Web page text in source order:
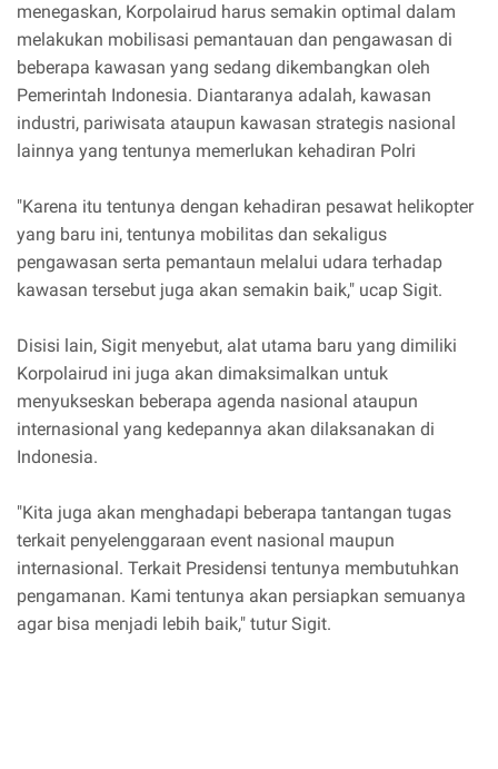
menegaskan, Korpolairud harus semakin optimal dalam
melakukan mobilisasi pemantauan dan pengawasan di
beberapa kawasan yang sedang dikembangkan oleh
Pemerintah Indonesia. Diantaranya adalah, kawasan
industri, pariwisata ataupun kawasan strategis nasional
lainnya yang tentunya memerlukan kehadiran Polri
"Karena itu tentunya dengan kehadiran pesawat helikopter
yang baru ini, tentunya mobilitas dan sekaligus
pengawasan serta pemantaun melalui udara terhadap
kawasan tersebut juga akan semakin baik," ucap Sigit.
Disisi lain, Sigit menyebut, alat utama baru yang dimiliki
Korpolairud ini juga akan dimaksimalkan untuk
menyukseskan beberapa agenda nasional ataupun
internasional yang kedepannya akan dilaksanakan di
Indonesia.
"Kita juga akan menghadapi beberapa tantangan tugas
terkait penyelenggaraan event nasional maupun
internasional. Terkait Presidensi tentunya membutuhkan
pengamanan. Kami tentunya akan persiapkan semuanya
agar bisa menjadi lebih baik," tutur Sigit.